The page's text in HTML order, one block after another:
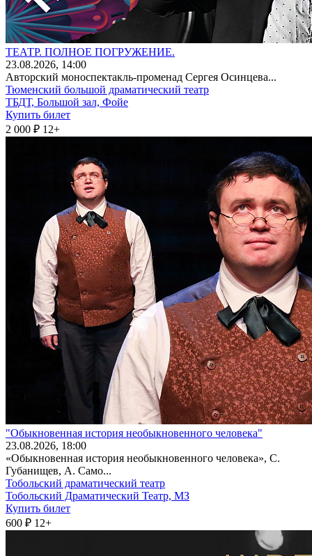
ТЕАТР. ПОЛНОЕ ПОГРУЖЕНИЕ.
23.08.2026, 14:00
Авторский моноспектакль-променад Сергея Осинцева...
Тюменский большой драматический театр
ТБДТ, Большой зал, Фойе
Купить билет
2 000 ₽ 12+
"Обыкновенная история необыкновенного человека"
23.08.2026, 18:00
«Обыкновенная история необыкновенного человека», С.
Губанищев, А. Само...
Тобольский драматический театр
Тобольский Драматический Театр, МЗ
Купить билет
600 ₽ 12+